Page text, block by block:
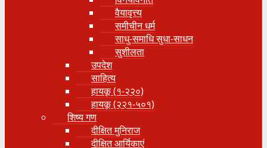
वैयावृत्त्य
समीचीन धर्म
साधु-समाधि सुधा-साधन
सुशीलता
उपदेश
साहित्य
हायकू (१‍-२२०)
हायकू (२२१-५०१)
शिष्य गण
दीक्षित मुनिराज
दीक्षित आर्यिकाएं